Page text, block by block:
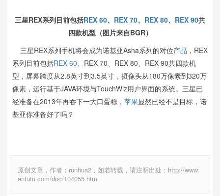
三星REX系列目前包括REX 60、 REX 70、 REX 80、 REX 90共
四款机型（图片来自BGR）
三星REX系列手机将会成为诺基亚Asha系列的对位产品 ，REX
系列目前包括REX 60 、REX 70、REX 80、REX 90共四款机
型，屏幕跨度从2.8英寸到3.5英寸，摄像头从180万像素到320万
像素，运行基于JAVA环境与TouchWiz用户界面的系统。三星已
经准备在2013年再吞下一大口蛋糕， 苹果显然已经不是目标，诺
基亚你准备好了吗？
原创文章，作者：runhua2，如若转载，请注明出处：http://www.
antutu.com/doc/104055.htm